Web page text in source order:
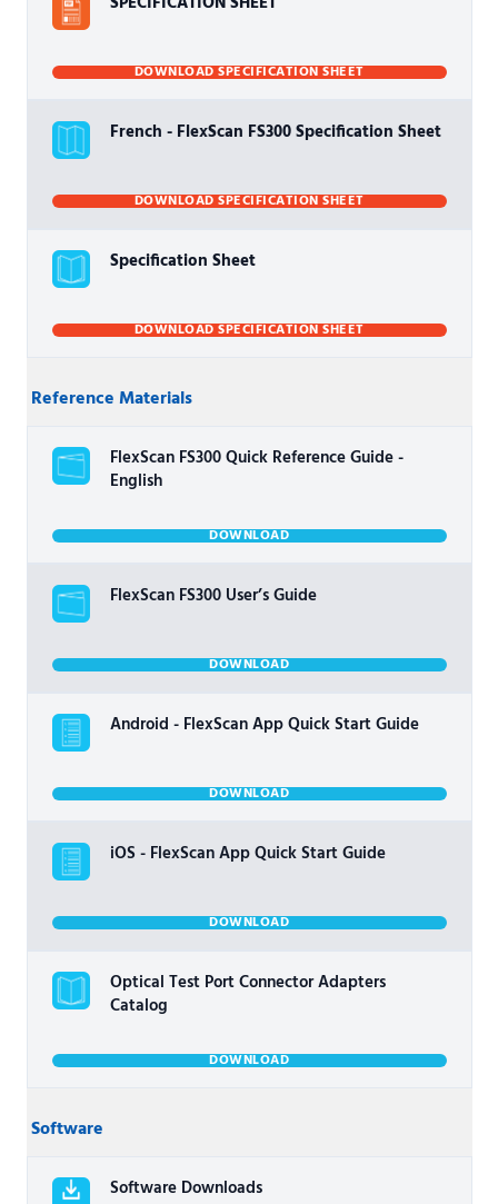
DOWNLOAD SPECIFICATION SHEET
French - FlexScan FS300 Specification Sheet
DOWNLOAD SPECIFICATION SHEET
Specification Sheet
DOWNLOAD SPECIFICATION SHEET
Reference Materials
FlexScan FS300 Quick Reference Guide -
English
DOWNLOAD
FlexScan FS300 User’s Guide
DOWNLOAD
Android - FlexScan App Quick Start Guide
DOWNLOAD
iOS - FlexScan App Quick Start Guide
DOWNLOAD
Optical Test Port Connector Adapters
Catalog
DOWNLOAD
Software
Software Downloads